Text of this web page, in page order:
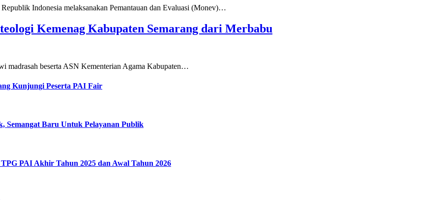
Indonesia melaksanakan Pemantauan dan Evaluasi (Monev)…
Kemenag Kabupaten Semarang dari Merbabu
madrasah beserta ASN Kementerian Agama Kabupaten…
Kunjungi Peserta PAI Fair
Semangat Baru Untuk Pelayanan Publik
PAI Akhir Tahun 2025 dan Awal Tahun 2026